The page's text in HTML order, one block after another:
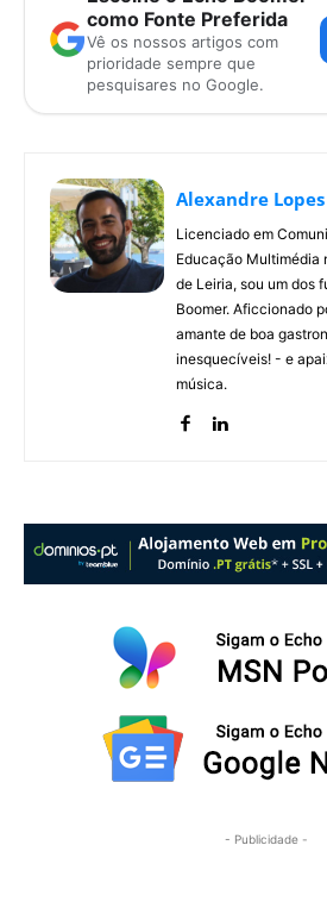
como Fonte Preferida
Vê os nossos artigos com
prioridade sempre que
pesquisares no Google.
Alexandre Lopes
Licenciado em
Educação Multimédia
de Leiria, sou um dos
Boomer. Aficcionado
amante de boa
inesquecíveis! - e
música.
- Publicidade -